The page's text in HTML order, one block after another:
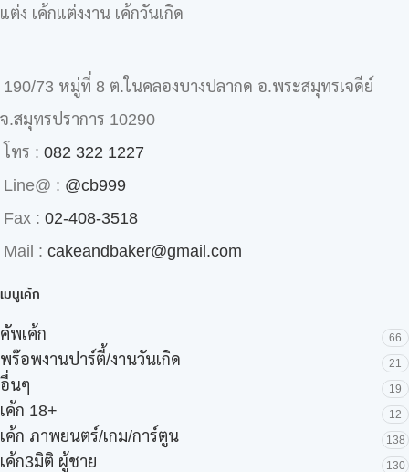
แต่ง เค้กแต่งงาน เค้กวันเกิด
190/73 หมู่ที่ 8 ต.ในคลองบางปลากด อ.พระสมุทรเจดีย์
จ.สมุทรปราการ 10290
โทร : 082 322 1227
Line@ : @cb999
Fax : 02-408-3518
Mail : cakeandbaker@gmail.com
เมนูเค้ก
คัพเค้ก 66
พร๊อพงานปาร์ตี้/งานวันเกิด 21
อื่นๆ 19
เค้ก 18+ 12
เค้ก ภาพยนตร์/เกม/การ์ตูน 138
เค้ก3มิติ ผู้ชาย 130